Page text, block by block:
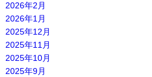
2026年2月
2026年1月
2025年12月
2025年11月
2025年10月
2025年9月